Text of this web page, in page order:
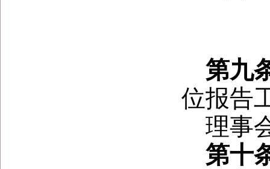
第九
位报告
理事
第十